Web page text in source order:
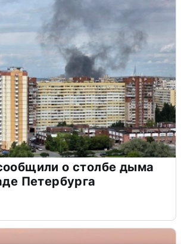
о столбе дыма
Петербурга